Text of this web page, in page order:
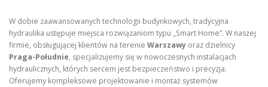
W dobie zaawansowanych technologii budynkowych, tradycyjna
hydraulika ustępuje miejsca rozwiązaniom typu „Smart Home”. W naszej
firmie, obsługującej klientów na terenie Warszawy oraz dzielnicy
Praga-Południe, specjalizujemy się w nowoczesnych instalacjach
hydraulicznych, których sercem jest bezpieczeństwo i precyzja.
Oferujemy kompleksowe projektowanie i montaż systemów